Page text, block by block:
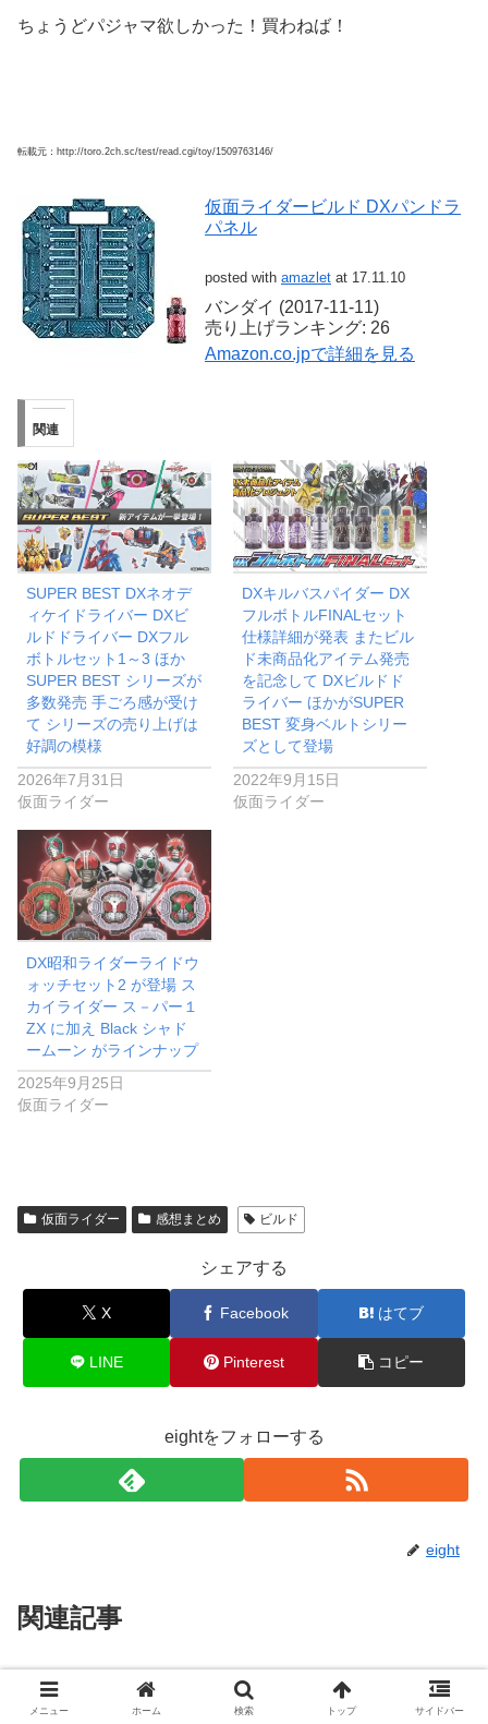
ちょうどパジャマ欲しかった！買わねば！
転載元：http://toro.2ch.sc/test/read.cgi/toy/1509763146/
仮面ライダービルド DXパンドラ
パネル
posted with amazlet at 17.11.10
バンダイ (2017-11-11)
売り上げランキング: 26
Amazon.co.jpで詳細を見る
関連
SUPER BEST DXネオデ
ィケイドライバー DXビ
ルドドライバー DXフル
ボトルセット1～3 ほか
SUPER BEST シリーズが
多数発売 手ごろ感が受け
て シリーズの売り上げは
好調の模様
2026年7月31日
仮面ライダー
DXキルバスパイダー DX
フルボトルFINALセット
仕様詳細が発表 またビル
ド未商品化アイテム発売
を記念して DXビルドド
ライバー ほかがSUPER
BEST 変身ベルトシリー
ズとして登場
2022年9月15日
仮面ライダー
DX昭和ライダーライドウ
ォッチセット2 が登場 ス
カイライダー ス－パー１
ZX に加え Black シャド
ームーン がラインナップ
2025年9月25日
仮面ライダー
仮面ライダー 感想まとめ ビルド
シェアする
X Facebook はてブ
LINE Pinterest コピー
eightをフォローする
eight
関連記事
スーパー戦隊
欲しい物が手に入る世界で亡き師
と出会い助言を受け成長するメル
メニュー ホーム 検索 トップ サイドバー